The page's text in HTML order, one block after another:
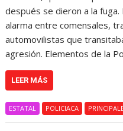
después se dieron a la
alarma entre comensales,
automovilistas que
agresión. Elementos de la
LEER MÁS
ESTATAL POLICIACA